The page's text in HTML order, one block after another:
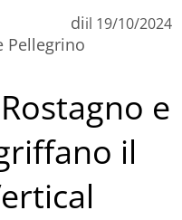
di
Pellegrino
il 19/10/2024
e
il